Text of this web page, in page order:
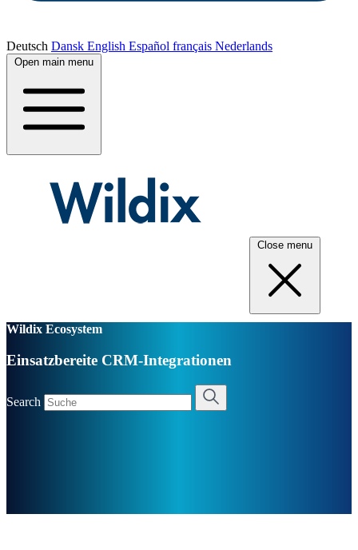
Deutsch Dansk English Español français Nederlands
Open main menu
Close menu
Wildix Ecosystem
Einsatzbereite CRM-Integrationen
Search